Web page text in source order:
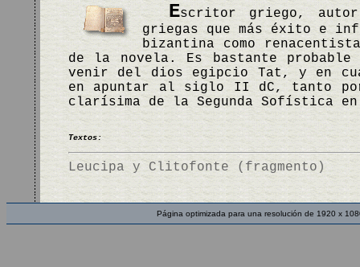
Escritor griego,
griegas que más éxito e
bizantina como
de la novela. Es bastante
venir del dios egipcio Tat, y en
en apuntar al siglo II dC, tanto
clarísima de la Segunda Sofística
Textos:
Leucipa y Clitofonte (fragmento)
Página optimizada para una resolución de 1920 x